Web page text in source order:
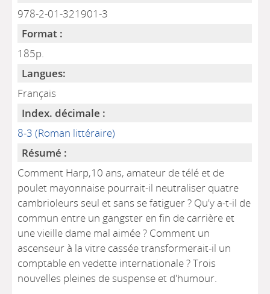
978-2-01-321901-3
Format :
185p.
Langues:
Français
Index. décimale :
8-3 (Roman littéraire)
Résumé :
Comment Harp,10 ans, amateur de télé et de
poulet mayonnaise pourrait-il neutraliser quatre
cambrioleurs seul et sans se fatiguer ? Qu'y a-t-il de
commun entre un gangster en fin de carrière et
une vieille dame mal aimée ? Comment un
ascenseur à la vitre cassée transformerait-il un
comptable en vedette internationale ? Trois
nouvelles pleines de suspense et d'humour.